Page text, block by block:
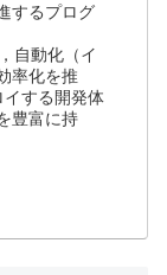
するプログ
自動化（イ
率化を推
する開発体
豊富に持